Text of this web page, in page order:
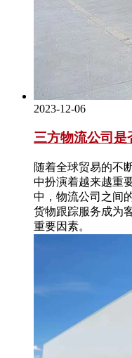
2023-12-06
三方物流公司是
随着全球贸易的不
中扮演着越来越重
中，物流公司之间
货物跟踪服务成为
重要因素。